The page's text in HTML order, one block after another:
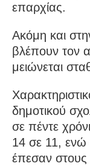
επαρχίας.
Ακόμη και
βλέπουν τον
μειώνεται
δημοτικού
σε πέντε
14 σε 11, ενώ
έπεσαν στους